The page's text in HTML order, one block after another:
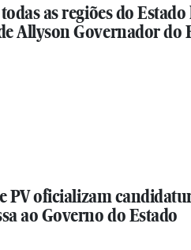
as regiões do
Allyson Governador do
PV oficializam
ao Governo do Estado